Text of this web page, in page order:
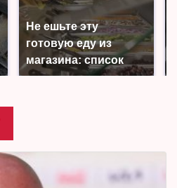
Не ешьте эту
готовую еду из
магазина: список